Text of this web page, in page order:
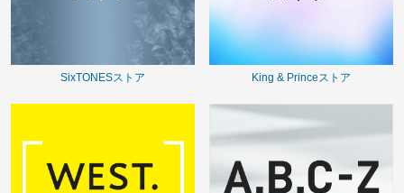
SixTONESストア King & Princeストア